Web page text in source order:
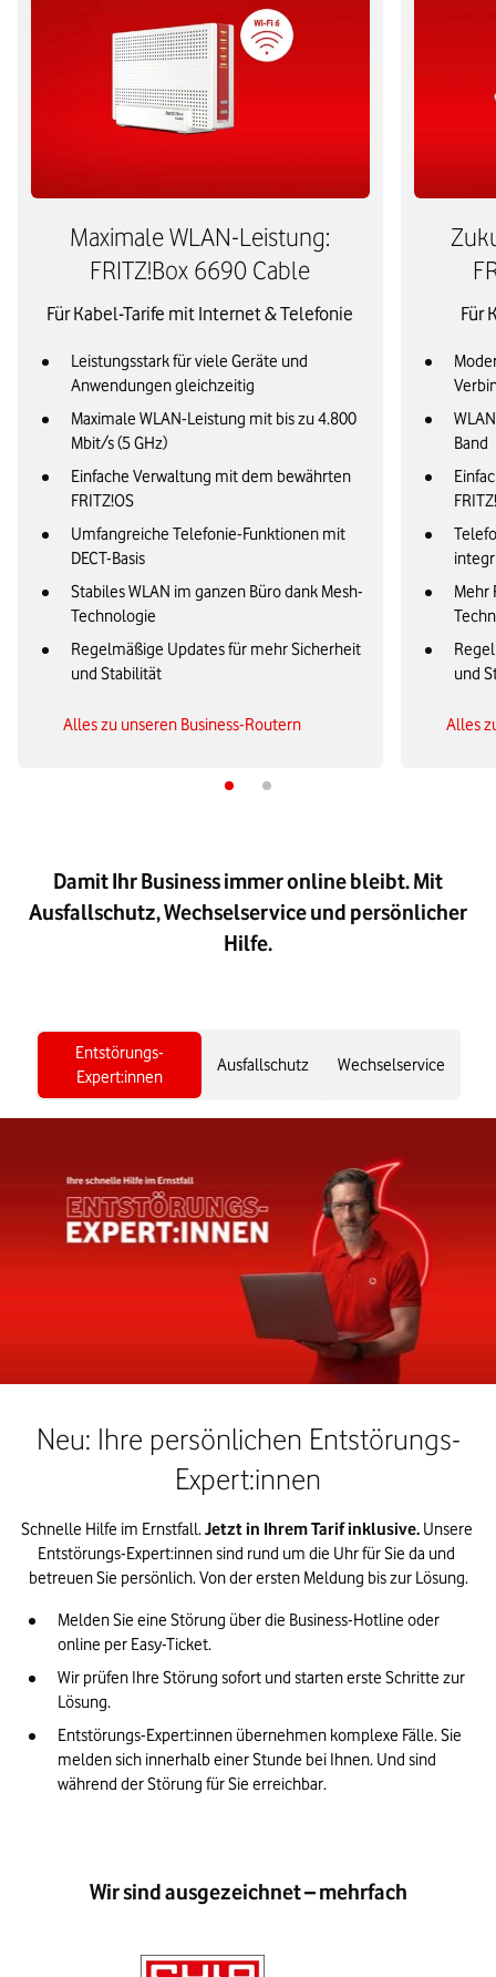
Maximale WLAN-Leistung:
FRITZ!Box 6690 Cable
Für Kabel-Tarife mit Internet & Telefonie
Leistungsstark für viele Geräte und
Anwendungen gleichzeitig
Maximale WLAN-Leistung mit bis zu 4.800
Mbit/s (5 GHz)
Einfache Verwaltung mit dem bewährten
FRITZ!OS
Umfangreiche Telefonie-Funktionen mit
DECT-Basis
Stabiles WLAN im ganzen Büro dank Mesh-
Technologie
Regelmäßige Updates für mehr Sicherheit
und Stabilität
Alles zu unseren Business-Routern
Für
Band
Mehr
und
Alles
Damit Ihr Business immer online bleibt. Mit
Ausfallschutz, Wechselservice und persönlicher
Hilfe.
Entstörungs-
Expert:innen
Ausfallschutz Wechselservice
Neu: Ihre persönlichen Entstörungs-
Expert:innen
Schnelle Hilfe im Ernstfall. Jetzt in Ihrem Tarif inklusive. Unsere
Entstörungs-Expert:innen sind rund um die Uhr für Sie da und
betreuen Sie persönlich. Von der ersten Meldung bis zur Lösung.
Melden Sie eine Störung über die Business-Hotline oder
online per Easy-Ticket.
Wir prüfen Ihre Störung sofort und starten erste Schritte zur
Lösung.
Entstörungs-Expert:innen übernehmen komplexe Fälle. Sie
melden sich innerhalb einer Stunde bei Ihnen. Und sind
während der Störung für Sie erreichbar.
Wir sind ausgezeichnet – mehrfach